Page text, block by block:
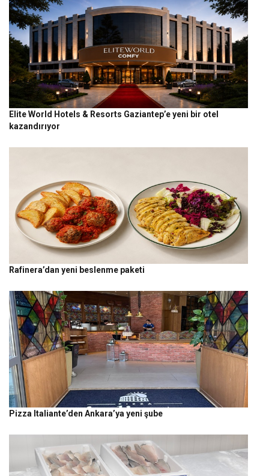
Elite World Hotels & Resorts Gaziantep’e yeni bir otel
kazandırıyor
Rafinera’dan yeni beslenme paketi
Pizza Italiante’den Ankara’ya yeni şube